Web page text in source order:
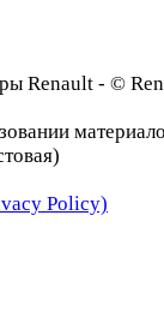
Renault - ©
Policy)